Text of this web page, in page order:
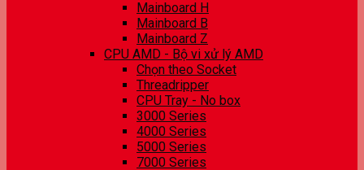
Mainboard H
Mainboard B
Mainboard Z
CPU AMD - Bộ vi xử lý AMD
Chọn theo Socket
Threadripper
CPU Tray - No box
3000 Series
4000 Series
5000 Series
7000 Series